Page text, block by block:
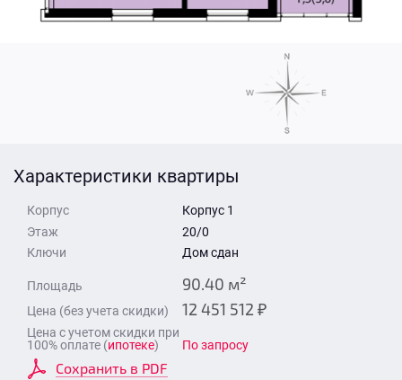
Характеристики квартиры
Корпус
Корпус 1
Этаж
20/0
Ключи
Дом сдан
Площадь 90.40 м²
Цена (без учета скидки) 12 451 512 ₽
Цена с учетом скидки при
100% оплате (ипотеке) По запросу
Сохранить в PDF
Стоимость квартиры
Время для звонка
Отправить
Время для звонка